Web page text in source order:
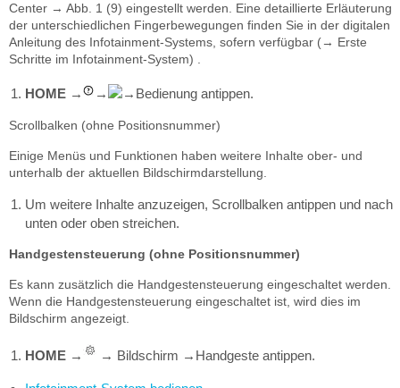
Center → Abb. 1 (9) eingestellt werden. Eine detaillierte Erläuterung
der unterschiedlichen Fingerbewegungen finden Sie in der digitalen
Anleitung des Infotainment-Systems, sofern verfügbar (→ Erste
Schritte im Infotainment-System) .
HOME → → → Bedienung antippen.
Scrollbalken (ohne Positionsnummer)
Einige Menüs und Funktionen haben weitere Inhalte ober- und
unterhalb der aktuellen Bildschirmdarstellung.
Um weitere Inhalte anzuzeigen, Scrollbalken antippen und nach
unten oder oben streichen.
Handgestensteuerung (ohne Positionsnummer)
Es kann zusätzlich die Handgestensteuerung eingeschaltet werden.
Wenn die Handgestensteuerung eingeschaltet ist, wird dies im
Bildschirm angezeigt.
HOME → → Bildschirm → Handgeste antippen.